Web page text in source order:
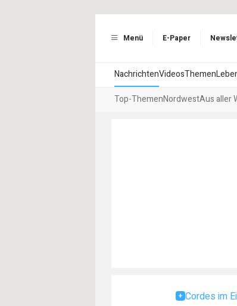
Menü E-Paper
NachrichtenVideosThemen
Top-ThemenNordwestAus aller
Cordes im